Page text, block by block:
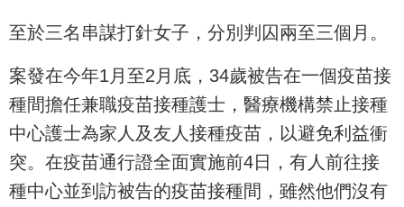
至於三名串謀打針女子，分別判囚兩至三個月。
案發在今年1月至2月底，34歲被告在一個疫苗接
種間擔任兼職疫苗接種護士，醫療機構禁止接種
中心護士為家人及友人接種疫苗，以避免利益衝
突。在疫苗通行證全面實施前4日，有人前往接
種中心並到訪被告的疫苗接種間，雖然他們沒有